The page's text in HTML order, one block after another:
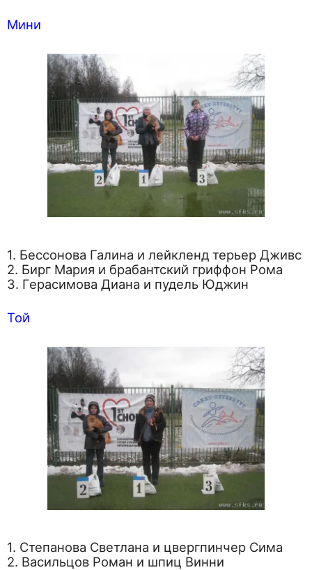
Мини
1. Бессонова Галина и лейкленд терьер Дживс
2. Бирг Мария и брабантский гриффон Рома
3. Герасимова Диана и пудель Юджин
Той
1. Степанова Светлана и цвергпинчер Сима
2. Васильцов Роман и шпиц Винни